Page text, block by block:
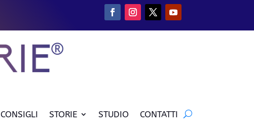
CONSIGLI STORIE STUDIO CONTATTI